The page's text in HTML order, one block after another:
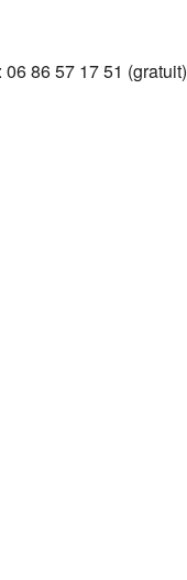
86 57 17 51 (gratuit)